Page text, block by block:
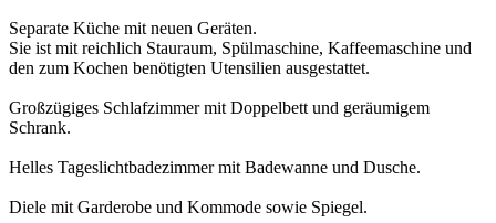
Separate Küche mit neuen Geräten.
Sie ist mit reichlich Stauraum, Spülmaschine, Kaffeemaschine und
den zum Kochen benötigten Utensilien ausgestattet.
Großzügiges Schlafzimmer mit Doppelbett und geräumigem
Schrank.
Helles Tageslichtbadezimmer mit Badewanne und Dusche.
Diele mit Garderobe und Kommode sowie Spiegel.